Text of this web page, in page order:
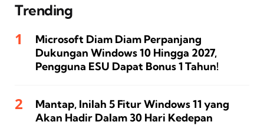
Trending
Microsoft Diam Diam Perpanjang
Dukungan Windows 10 Hingga 2027,
Pengguna ESU Dapat Bonus 1 Tahun!
Mantap, Inilah 5 Fitur Windows 11 yang
Akan Hadir Dalam 30 Hari Kedepan